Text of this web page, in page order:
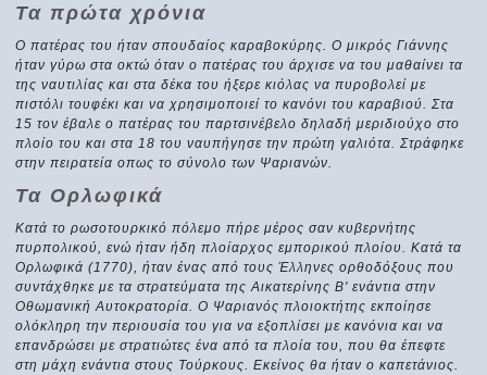
Τα πρώτα χρόνια
Ο πατέρας του ήταν σπουδαίος καραβοκύρης. Ο μικρός Γιάννης
ήταν γύρω στα οκτώ όταν ο πατέρας του άρχισε να του μαθαίνει τα
της ναυτιλίας και στα δέκα του ήξερε κιόλας να πυροβολεί με
πιστόλι τουφέκι και να χρησιμοποιεί το κανόνι του καραβιού. Στα
15 τον έβαλε ο πατέρας του παρτσινέβελο δηλαδή μεριδιούχο στο
πλοίο του και στα 18 του ναυπήγησε την πρώτη γαλιότα. Στράφηκε
στην πειρατεία οπως το σύνολο των Ψαριανών.
Τα Ορλωφικά
Κατά το ρωσοτουρκικό πόλεμο πήρε μέρος σαν κυβερνήτης
πυρπολικού, ενώ ήταν ήδη πλοίαρχος εμπορικού πλοίου. Κατά τα
Ορλωφικά (1770), ήταν ένας από τους Έλληνες ορθοδόξους που
συντάχθηκε με τα στρατεύματα της Αικατερίνης Β' ενάντια στην
Οθωμανική Αυτοκρατορία. Ο Ψαριανός πλοιοκτήτης εκποίησε
ολόκληρη την περιουσία του για να εξοπλίσει με κανόνια και να
επανδρώσει με στρατιώτες ένα από τα πλοία του, που θα έπεφτε
στη μάχη ενάντια στους Τούρκους. Εκείνος θα ήταν ο καπετάνιος.